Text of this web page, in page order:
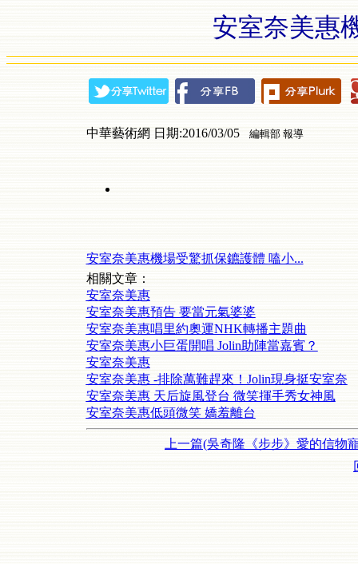
安室奈美惠
中華藝術網 日期:2016/03/05 編輯部 報導
安室奈美惠機場受驚抓保鑣護體 嗑小...
相關文章：
安室奈美惠
安室奈美惠預告 要當元氣婆婆
安室奈美惠唱里約奧運NHK轉播主題曲
安室奈美惠小巨蛋開唱 Jolin助陣當嘉賓？
安室奈美惠
安室奈美惠 -排除萬難趕來！Jolin現身挺安室奈
安室奈美惠 天后旋風登台 微笑揮手秀女神風
安室奈美惠低頭微笑 嬌羞離台
上一篇(吳奇隆《步步》愛的信物